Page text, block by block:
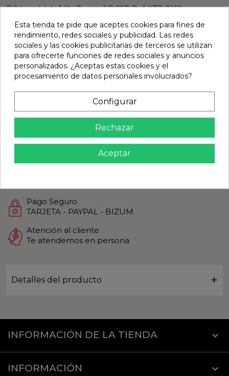
Piñón módulo 1 Xtr Racing 1/8 22T. Ref. XTR-0169.
Marca: Xtr Racing Ref: XTR-0169
13,78 €
Añadir
share Compartir
Calidad Garantizada
Productos de Máxima calidad
Pago Seguro
TARJETA - PAYPAL - BIZUM
Atención al cliente
Te atendemos en persona
Detalles del producto
INFORMACIÓN DE LA TIENDA keyboard_arrow_down
INFORMACIÓN 
Esta tienda te pide que aceptes cookies para fines de
rendimiento, redes sociales y publicidad. Las redes
sociales y las cookies publicitarias de terceros se utilizan
para ofrecerte funciones de redes sociales y anuncios
personalizados. ¿Aceptas estas cookies y el
procesamiento de datos personales involucrados?
Configurar
Rechazar
Aceptar